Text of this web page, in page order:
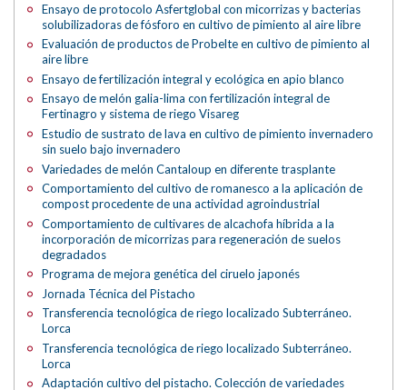
Ensayo de protocolo Asfertglobal con micorrizas y bacterias
solubilizadoras de fósforo en cultivo de pimiento al aire libre
Evaluación de productos de Probelte en cultivo de pimiento al
aire libre
Ensayo de fertilización integral y ecológica en apio blanco
Ensayo de melón galia-lima con fertilización integral de
Fertinagro y sistema de riego Visareg
Estudio de sustrato de lava en cultivo de pimiento invernadero
sin suelo bajo invernadero
Variedades de melón Cantaloup en diferente trasplante
Comportamiento del cultivo de romanesco a la aplicación de
compost procedente de una actividad agroindustrial
Comportamiento de cultivares de alcachofa híbrida a la
incorporación de micorrizas para regeneración de suelos
degradados
Programa de mejora genética del ciruelo japonés
Jornada Técnica del Pistacho
Transferencia tecnológica de riego localizado Subterráneo.
Lorca
Transferencia tecnológica de riego localizado Subterráneo.
Lorca
Adaptación cultivo del pistacho. Colección de variedades